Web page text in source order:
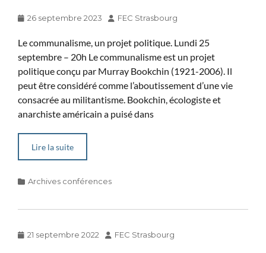
Posted
26 septembre 2023 Author
FEC Strasbourg
Le communalisme, un projet politique. Lundi 25
septembre – 20h Le communalisme est un projet
politique conçu par Murray Bookchin (1921-2006). Il
peut être considéré comme l’aboutissement d’une vie
consacrée au militantisme. Bookchin, écologiste et
anarchiste américain a puisé dans
Lire la suite
Categories
Archives conférences
Posted
21 septembre 2022 Author
FEC Strasbourg